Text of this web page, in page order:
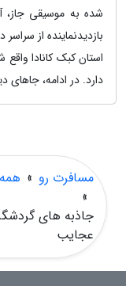
شده به موسیقی جاز،
بازدیدنماینده از
دارد. در ادامه، جاهای
مسافرت رو »
»
جاذبه های
عجایب